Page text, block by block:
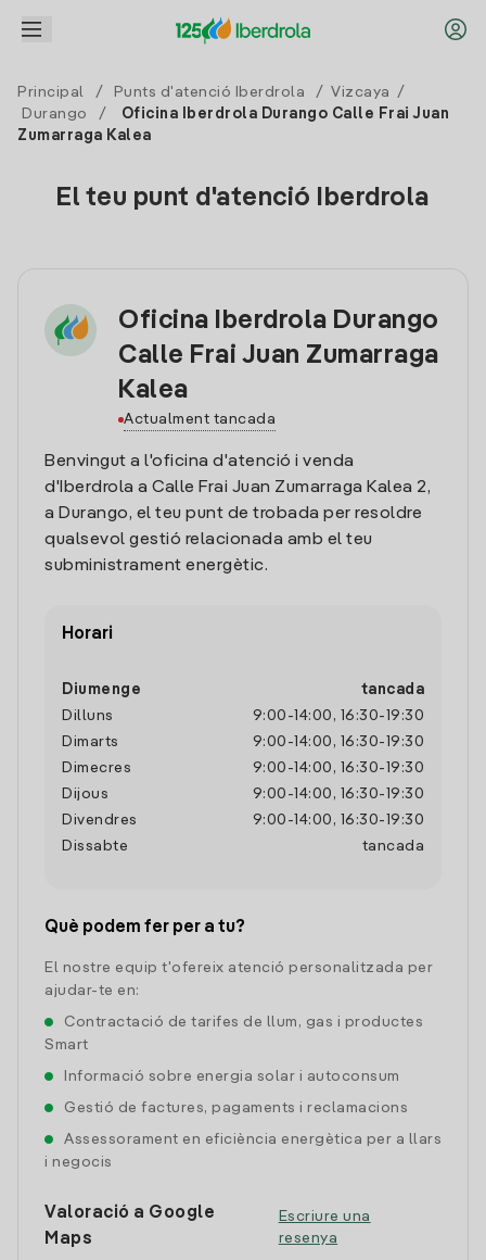
Principal / Punts d'atenció Iberdrola / Vizcaya
/
Durango
/
Oficina Iberdrola Durango Calle Frai Juan
Zumarraga Kalea
El teu punt d'atenció Iberdrola
Oficina Iberdrola Durango
Calle Frai Juan Zumarraga
Kalea
Actualment tancada
Benvingut a l'oficina d'atenció i venda
d'Iberdrola a Calle Frai Juan Zumarraga Kalea 2,
a Durango, el teu punt de trobada per resoldre
qualsevol gestió relacionada amb el teu
subministrament energètic.
Horari
Diumenge
tancada
Dilluns
9:00 - 14:00 , 16:30- 19:30
Dimarts
9:00 - 14:00 , 16:30- 19:30
Dimecres
9:00 - 14:00 , 16:30- 19:30
Dijous
9:00 - 14:00 , 16:30- 19:30
Divendres
9:00 - 14:00 , 16:30- 19:30
Dissabte
tancada
Què podem fer per a tu?
El nostre equip t'ofereix atenció personalitzada per
ajudar-te en:
Contractació de tarifes de llum, gas i productes
Smart
Informació sobre energia solar i autoconsum
Gestió de factures, pagaments i reclamacions
Assessorament en eficiència energètica per a llars
i negocis
Valoració a Google
Maps
Escriure una
resenya